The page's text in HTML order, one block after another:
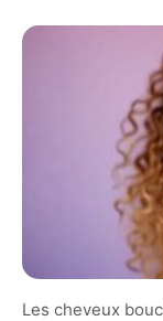
Les cheveux